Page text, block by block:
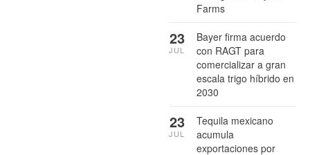
Farms
Bayer firma acuerdo
con RAGT para
comercializar a gran
escala trigo híbrido en
2030
23
JUL
Tequila mexicano
acumula
exportaciones por
23
JUL